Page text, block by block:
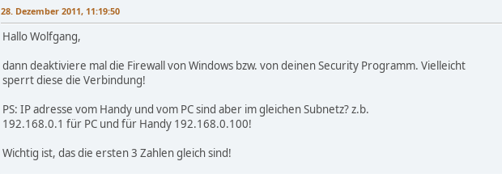
28. Dezember 2011, 11:19:50
Hallo Wolfgang,
dann deaktiviere mal die Firewall von Windows bzw. von deinen Security Programm. Vielleicht
sperrt diese die Verbindung!
PS: IP adresse vom Handy und vom PC sind aber im gleichen Subnetz? z.b.
192.168.0.1 für PC und für Handy 192.168.0.100!
Wichtig ist, das die ersten 3 Zahlen gleich sind!